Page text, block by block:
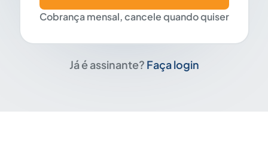
Cobrança mensal, cancele quando quiser
Já é assinante? Faça login